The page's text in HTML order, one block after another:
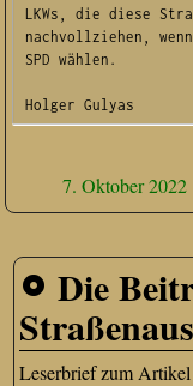
LKWs, die diese
nachvollziehen,
SPD wählen.
Holger Gulyas
7. Oktober 2022
Die
Leserbrief zum